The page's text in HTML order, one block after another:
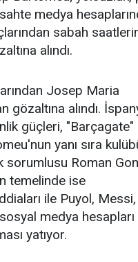
medya
sabah
alındı.
Josep Maria
alındı.
güçleri, "Barçagate"
yanı sıra
sorumlusu Roman
temelinde ise
ile Puyol, Messi,
medya hesapları
yatıyor.